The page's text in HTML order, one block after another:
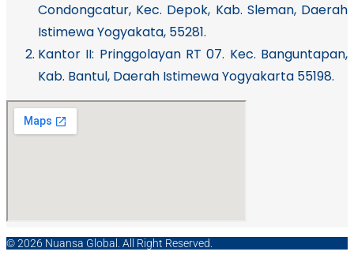
Condongcatur, Kec. Depok, Kab. Sleman, Daerah
Istimewa Yogyakata, 55281.
Kantor II: Pringgolayan RT 07. Kec. Banguntapan,
Kab. Bantul, Daerah Istimewa Yogyakarta 55198.
© 2026 Nuansa Global. All Right Reserved.